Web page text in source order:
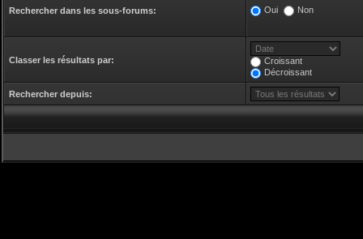
Rechercher dans les sous-forums: Oui Non
Classer les résultats par:
Croissant
Décroissant
Rechercher depuis: